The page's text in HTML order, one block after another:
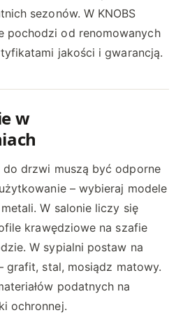
sezonów. W KNOBS
pochodzi od renomowanych
jakości i gwarancją.
w
drzwi muszą być odporne
– wybieraj modele
W salonie liczy się
krawędziowe na szafie
W sypialni postaw na
grafit, stal, mosiądz matowy.
podatnych na
ochronnej.